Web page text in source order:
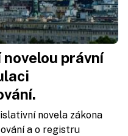
právní
novela zákona
a o registru